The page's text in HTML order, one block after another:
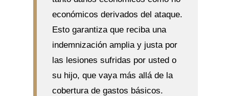
económicos derivados del ataque.
Esto garantiza que reciba una
indemnización amplia y justa por
las lesiones sufridas por usted o
su hijo, que vaya más allá de la
cobertura de gastos básicos.